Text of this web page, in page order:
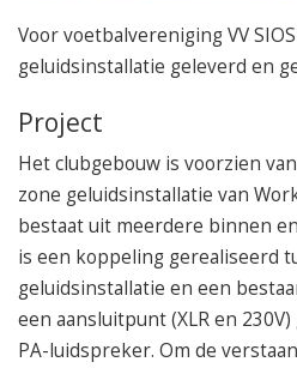
050 –
Voor voetbalvereniging VV
geluidsinstallatie geleverd en
Project
Het clubgebouw is voorzien
zone geluidsinstallatie van
bestaat uit meerdere binnen
is een koppeling gerealiseerd
geluidsinstallatie en een
een aansluitpunt (XLR en
PA-luidspreker. Om de